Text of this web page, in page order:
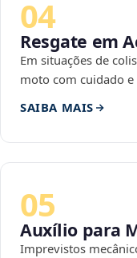
04
Resgate em
Em situações de
moto com cuidado
SAIBA MAIS
05
Auxílio para
Imprevistos